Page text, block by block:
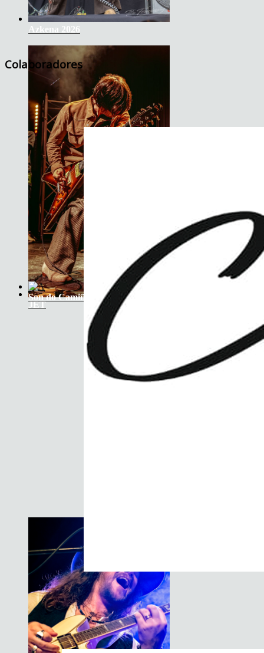
Azkena 2026
JET
Son do Camiño
Colaboradores